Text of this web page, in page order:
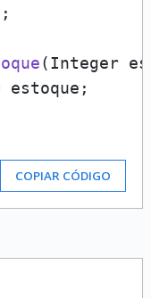
(Integer
estoque;
COPIAR CÓDIGO